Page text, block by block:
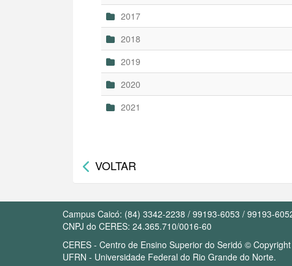
2017
2018
2019
2020
2021
VOLTAR
Campus Caicó: (84) 3342-2238 / 99193-6053 / 99193-
CNPJ do CERES: 24.365.710/0016-60
CERES - Centro de Ensino Superior do Seridó ©
UFRN - Universidade Federal do Rio Grande do Norte.